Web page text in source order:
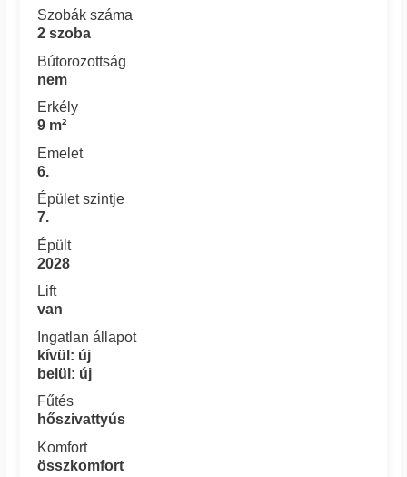
Szobák száma
2 szoba
Bútorozottság
nem
Erkély
9 m²
Emelet
6.
Épület szintje
7.
Épült
2028
Lift
van
Ingatlan állapot
kívül: új
belül: új
Fűtés
hőszivattyús
Komfort
összkomfort